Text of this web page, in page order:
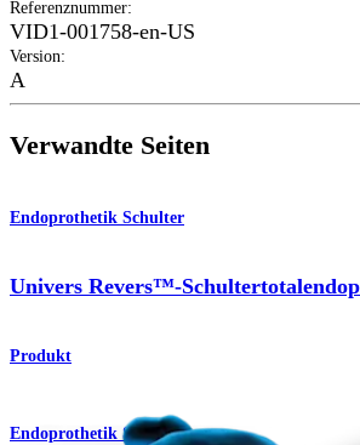
Referenznummer:
VID1-001758-en-US
Version:
A
Verwandte Seiten
Endoprothetik Schulter
Univers Revers™-
Produkt
Endoprothetik Schulter